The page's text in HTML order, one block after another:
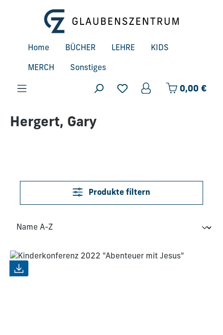
Zum Hauptinhalt springen
Home BÜCHER LEHRE KIDS
MERCH Sonstiges
0,00 €
Hergert, Gary
Produkte filtern